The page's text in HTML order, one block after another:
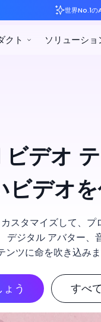
デオ
ビデオ
スタマイズして、
デジタル アバター
ンツに命を吹き込みま
う すべ